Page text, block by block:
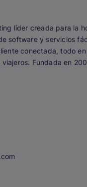
líder creada para la
software y servicios
conectada, todo
Fundada en